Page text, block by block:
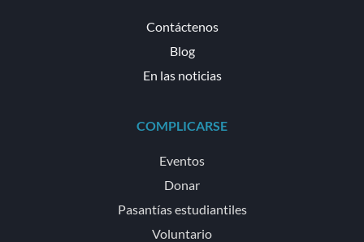
Contáctenos
Blog
En las noticias
COMPLICARSE
Eventos
Donar
Pasantías estudiantiles
Voluntario